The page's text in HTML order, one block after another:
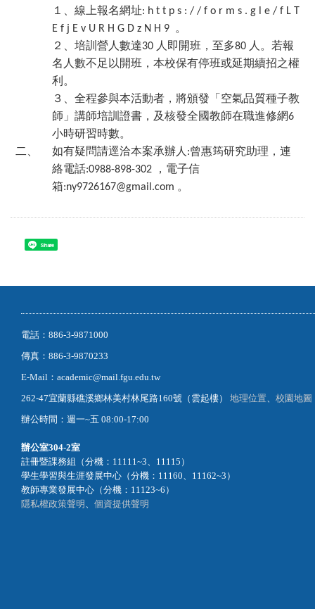
１、線上報名網址: h t t p s : / / f o r m s . g l e / f L T
E f j E v U R H G D z N H 9
。
２、培訓營人數達30 人即開班，至多80 人。若報
名人數不足以開班，本校保有停班或延期續招之權
利。
３、全程參與本活動者，將頒發「空氣品質種子教
師」講師培訓證書，及核發全國教師在職進修網6
小時研習時數。
二、
如有疑問請逕洽本案承辦人 :曾惠筠研究助理，連
絡電話:0988-898-302
，電子信
箱:ny9726167@gmail.com 。
Share
電話：886-3-9871000
傳真：886-3-9870233
E-Mail：academic@mail.fgu.edu.tw
262-47宜蘭縣礁溪鄉林美村林尾路160號（雲起樓） 地理位置、 校園地圖
辦公時間：週一~五 08:00-17:00
辦公室304-2室
註冊暨課務組（分機：11111~3、11115）
學生學習與生涯發展中心（分機：11160、11162~3）
教師專業發展中心（分機：11123~6）
隱私權政策聲明 、 個資提供聲明